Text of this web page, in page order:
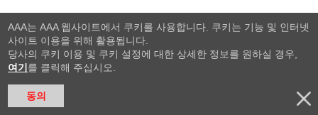
AAA는 AAA 웹사이트에서 쿠키를 사용합니다. 쿠키는 기능 및 인터넷
사이트 이용을 위해 활용됩니다.
당사의 쿠키 이용 및 쿠키 설정에 대한 상세한 정보를 원하실 경우,
여기 를 클릭해 주십시오.
동의